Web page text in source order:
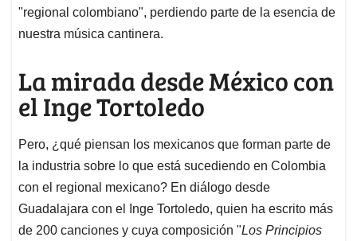
"regional colombiano", perdiendo parte de la esencia de
nuestra música cantinera.
La mirada desde México con
el Inge Tortoledo
Pero, ¿qué piensan los mexicanos que forman parte de
la industria sobre lo que está sucediendo en Colombia
con el regional mexicano? En diálogo desde
Guadalajara con el Inge Tortoledo, quien ha escrito más
de 200 canciones y cuya composición "Los Principios